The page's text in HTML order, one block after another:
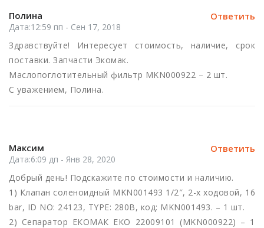
Ответить
Полина
Дата:12:59 пп - Сен 17, 2018
Здравствуйте! Интересует стоимость, наличие, срок
поставки. Запчасти Экомак.
Маслопоглотительный фильтр MKN000922 – 2 шт.
С уважением, Полина.
Ответить
Максим
Дата:6:09 дп - Янв 28, 2020
Добрый день! Подскажите по стоимости и наличию.
1) Клапан соленоидный MKN001493 1/2″, 2-х ходовой, 16
bar, ID NO: 24123, TYPE: 280В, код: MKN001493. – 1 шт.
2) Сепаратор ЕКОМАК ЕКО 22009101 (MKN000922) – 1